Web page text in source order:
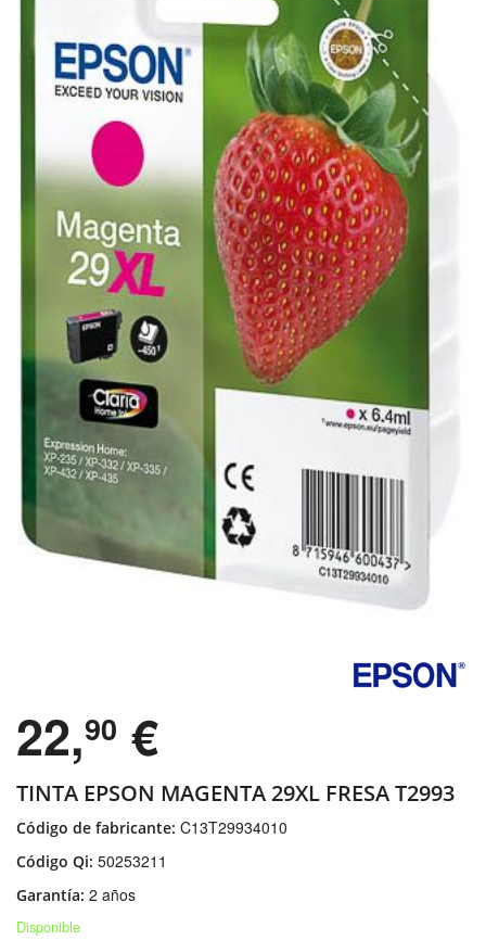
22,90 €
TINTA EPSON MAGENTA 29XL FRESA T2993
Código de fabricante: C13T29934010
Código Qi: 50253211
Garantía: 2 años
Disponible